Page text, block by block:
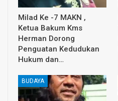
Milad Ke -7 MAKN ,
Ketua Bakum Kms
Herman Dorong
Penguatan Kedudukan
Hukum dan…
BUDAYA